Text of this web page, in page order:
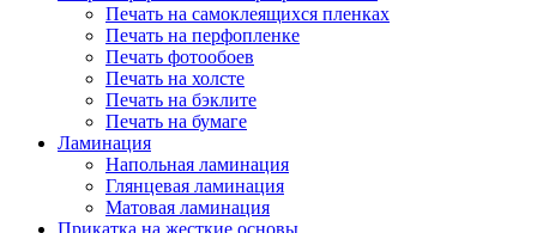
Печать на самоклеящихся пленках
Печать на перфопленке
Печать фотообоев
Печать на холсте
Печать на бэклите
Печать на бумаге
Ламинация
Напольная ламинация
Глянцевая ламинация
Матовая ламинация